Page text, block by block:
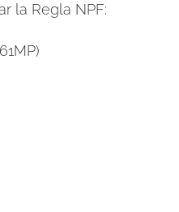
la Regla NPF: